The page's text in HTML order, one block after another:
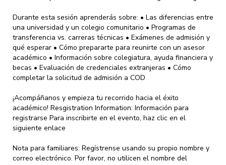
Durante esta sesión aprenderás sobre: • Las diferencias entre
una universidad y un colegio comunitario • Programas de
transferencia vs. carreras técnicas • Exámenes de admisión y
qué esperar • Cómo prepararte para reunirte con un asesor
académico • Información sobre colegiatura, ayuda financiera y
becas • Evaluación de credenciales extranjeras • Cómo
completar la solicitud de admisión a COD
¡Acompáñanos y empieza tu recorrido hacia el éxito
académico! Resgistration Information: Información para
registrarse Para inscribirte en el evento, haz clic en el
siguiente enlace
Nota para familiares: Regístrense usando su propio nombre y
correo electrónico. Por favor, no utilicen el nombre del